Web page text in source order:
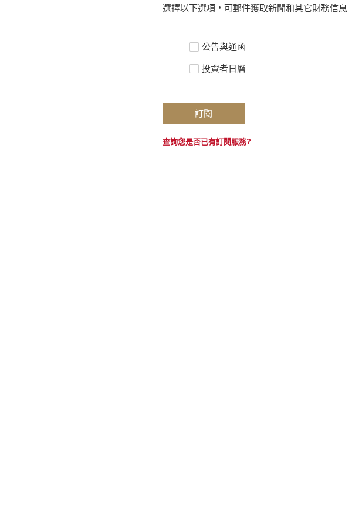
選擇以下選項，可郵件獲取新聞和其它財務信息
公告與通函
投資者日曆
訂閱
查詢您是否已有訂閱服務?